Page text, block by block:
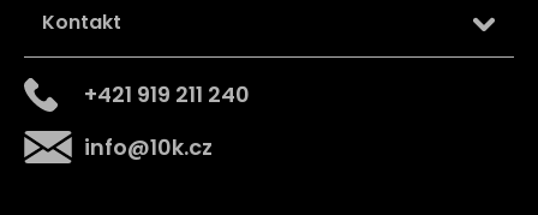
Kontakt
info@10k.cz
+421 919 211 240